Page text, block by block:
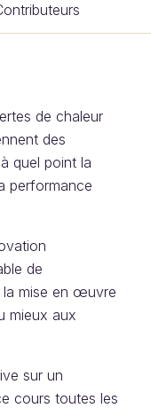
de chaleur
des
quel point la
performance
de
la mise en œuvre
mieux aux
sur un
cours toutes les